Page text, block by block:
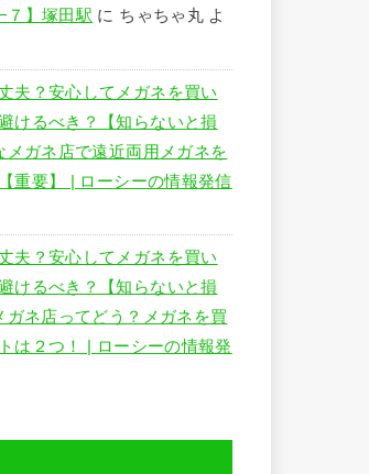
７】塚田駅 に ちゃちゃ丸 よ
夫？安心してメガネを買い
けるべき？【知らないと損
メガネ店で遠近両用メガネを
重要】 | ローシーの情報発信
夫？安心してメガネを買い
けるべき？【知らないと損
ガネ店ってどう？メガネを買
は２つ！ | ローシーの情報発